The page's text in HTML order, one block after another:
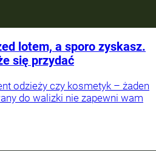
lotem, a sporo zyskasz.
się przydać
odzieży czy kosmetyk – żaden
do walizki nie zapewni wam